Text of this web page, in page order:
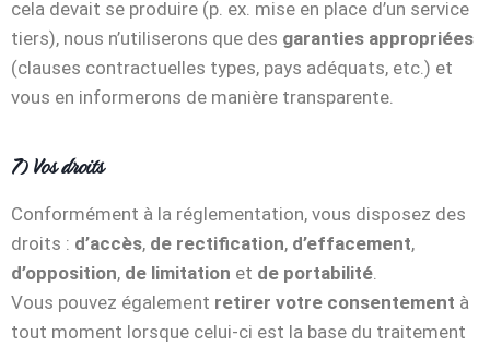
cela devait se produire (p. ex. mise en place d’un service
tiers), nous n’utiliserons que des garanties appropriées
(clauses contractuelles types, pays adéquats, etc.) et
vous en informerons de manière transparente.
7) Vos droits
Conformément à la réglementation, vous disposez des
droits : d’accès, de rectification, d’effacement,
d’opposition, de limitation et de portabilité
Vous pouvez également retirer votre consentement à
tout moment lorsque celui-ci est la base du traitement